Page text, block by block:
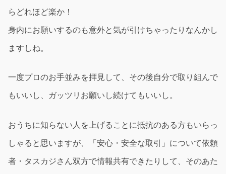
らどれほど楽か！
身内にお願いするのも意外と気が引けちゃったりなんかし
ますしね。
一度プロのお手並みを拝見して、その後自分で取り組んで
もいいし、ガッツリお願いし続けてもいいし。
おうちに知らない人を上げることに抵抗のある方もいらっ
しゃると思いますが、「安心・安全な取引」について依頼
者・タスカジさん双方で情報共有できたりして、そのあた